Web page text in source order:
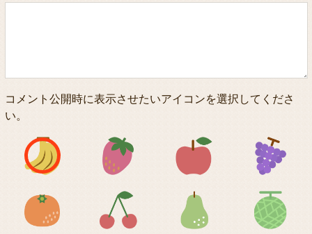
コメント公開時に表示させたいアイコンを選択してくださ
い。
アイコン1 アイコン2 アイコン3
アイコン5 アイコン6 アイコン7